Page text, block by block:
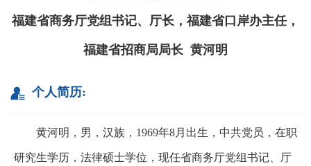
福建省商务厅党组书记、厅长，福建省口岸办主任，
福建省招商局局长 黄河明
个人简历:
黄河明，男，汉族，1969年8月出生，中共党员，在职
研究生学历，法律硕士学位，现任省商务厅党组书记、厅